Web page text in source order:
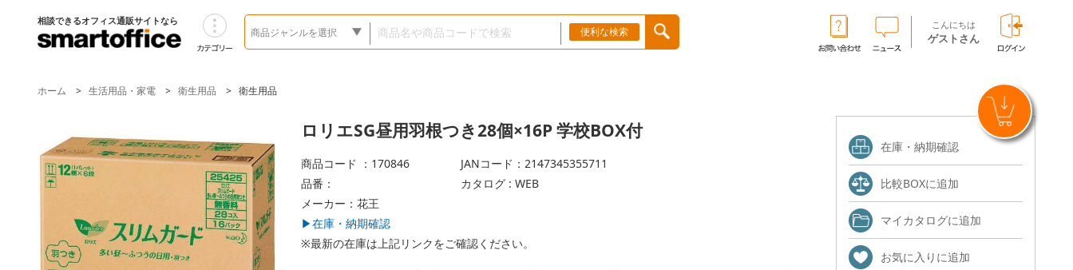
相談できるオフィス通販サイトなら
便利な検索
こんにちは
ゲストさん
ホーム 生活用品・家電 衛生用品 衛生用品
ロリエSG昼用羽根つき28個×16P 学校BOX付
商品コード ：170846
品番：
メーカー：花王
▶在庫・納期確認
JANコード：2147345355711
カタログ : WEB
※最新の在庫は上記リンクをご確認ください。
在庫・納期確認
比較BOXに追加
マイカタログに追加
お気に入りに追加